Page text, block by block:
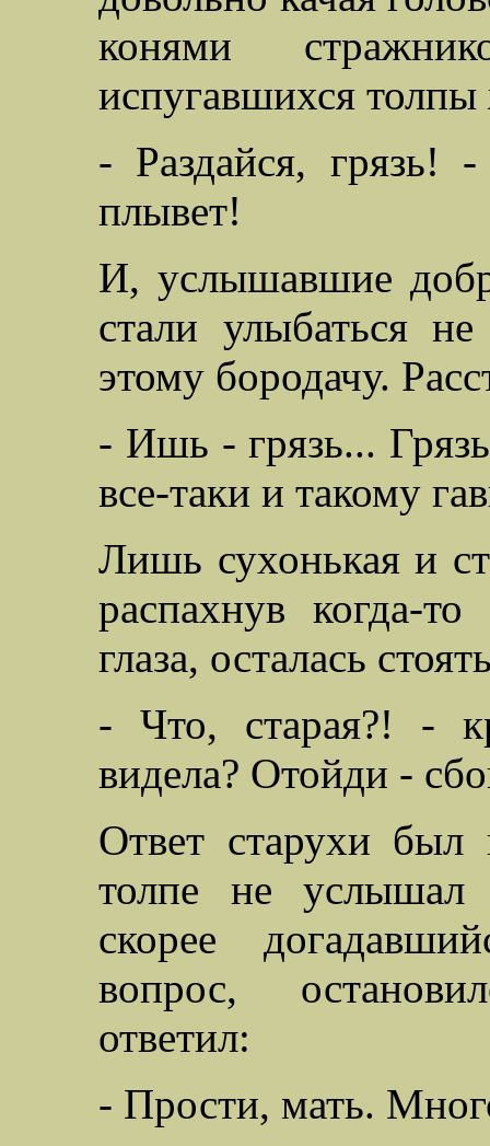
конями
испугавшихся
- Раздайся, грязь!
плывет!
И, услышавшие
стали улыбаться
этому бородачу.
- Ишь - грязь...
все-таки и такому
Лишь сухонькая и
распахнув когда-
глаза, осталась
- Что, старая?! -
видела? Отойди -
Ответ старухи был
толпе не услышал
скорее
вопрос,
ответил:
- Прости, мать.